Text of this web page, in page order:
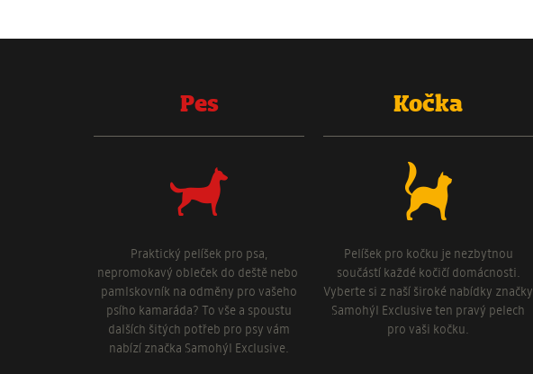
Pes
Praktický pelíšek pro psa,
nepromokavý obleček do deště nebo
pamlskovník na odměny pro vašeho
psího kamaráda? To vše a spoustu
dalších šitých potřeb pro psy vám
nabízí značka Samohýl Exclusive.
Kočka
Pelíšek pro kočku je nezbytnou
součástí každé kočičí domácnosti.
Vyberte si z naší široké nabídky značky
Samohýl Exclusive ten pravý pelech
pro vaši kočku.